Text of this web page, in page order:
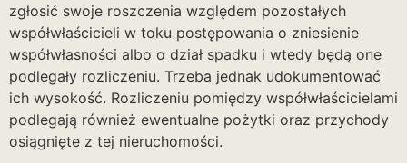
zgłosić swoje roszczenia względem pozostałych
współwłaścicieli w toku postępowania o zniesienie
współwłasności albo o dział spadku i wtedy będą one
podlegały rozliczeniu. Trzeba jednak udokumentować
ich wysokość. Rozliczeniu pomiędzy współwłaścicielami
podlegają również ewentualne pożytki oraz przychody
osiągnięte z tej nieruchomości.